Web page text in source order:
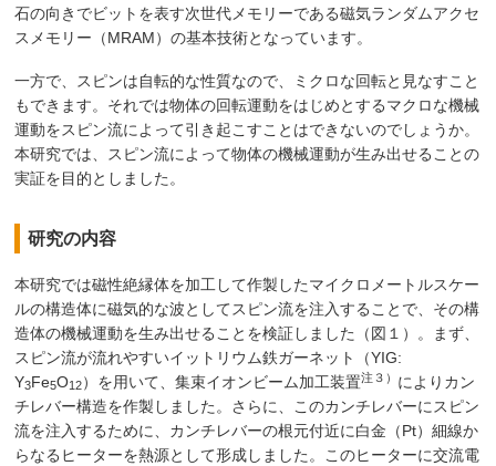
石の向きでビットを表す次世代メモリーである磁気ランダムアクセ
スメモリー（MRAM）の基本技術となっています。
一方で、スピンは自転的な性質なので、ミクロな回転と見なすこと
もできます。それでは物体の回転運動をはじめとするマクロな機械
運動をスピン流によって引き起こすことはできないのでしょうか。
本研究では、スピン流によって物体の機械運動が生み出せることの
実証を目的としました。
研究の内容
本研究では磁性絶縁体を加工して作製したマイクロメートルスケー
ルの構造体に磁気的な波としてスピン流を注入することで、その構
造体の機械運動を生み出せることを検証しました（図１）。まず、
スピン流が流れやすいイットリウム鉄ガーネット（YIG:
Y3Fe5O12）を用いて、集束イオンビーム加工装置注３） によりカン
チレバー構造を作製しました。さらに、このカンチレバーにスピン
流を注入するために、カンチレバーの根元付近に白金（Pt）細線か
らなるヒーターを熱源として形成しました。このヒーターに交流電